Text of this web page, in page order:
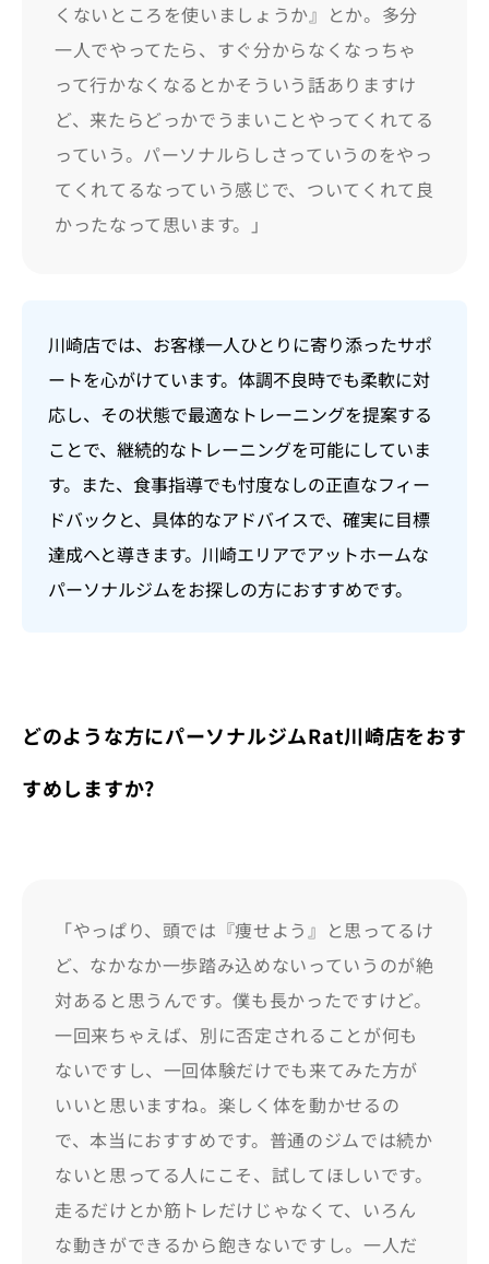
くないところを使いましょうか』とか。多分
一人でやってたら、すぐ分からなくなっちゃ
って行かなくなるとかそういう話ありますけ
ど、来たらどっかでうまいことやってくれてる
っていう。パーソナルらしさっていうのをやっ
てくれてるなっていう感じで、ついてくれて良
かったなって思います。」
川崎店では、お客様一人ひとりに寄り添ったサポ
ートを心がけています。体調不良時でも柔軟に対
応し、その状態で最適なトレーニングを提案する
ことで、継続的なトレーニングを可能にしていま
す。また、食事指導でも忖度なしの正直なフィー
ドバックと、具体的なアドバイスで、確実に目標
達成へと導きます。川崎エリアでアットホームな
パーソナルジムをお探しの方におすすめです。
どのような方にパーソナルジムRat川崎店をおす
すめしますか?
「やっぱり、頭では『痩せよう』と思ってるけ
ど、なかなか一歩踏み込めないっていうのが絶
対あると思うんです。僕も長かったですけど。
一回来ちゃえば、別に否定されることが何も
ないですし、一回体験だけでも来てみた方が
いいと思いますね。楽しく体を動かせるの
で、本当におすすめです。普通のジムでは続か
ないと思ってる人にこそ、試してほしいです。
走るだけとか筋トレだけじゃなくて、いろん
な動きができるから飽きないですし。一人だ